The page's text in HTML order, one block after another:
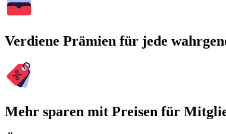
Verdiene Prämien für jede
Mehr sparen mit Preisen für